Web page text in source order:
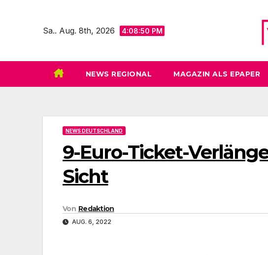
Sa.. Aug. 8th, 2026 4:08:52 PM
NEWS REGIONAL MAGAZIN ALS EPAPER
NEWS DEUTSCHLAND
9-Euro-Ticket-
Sicht
Von Redaktion
AUG. 6, 2022